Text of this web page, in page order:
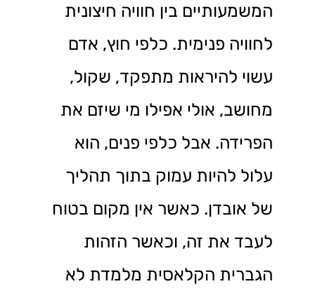
המשמעותיים בין חוויה חיצונית
לחוויה פנימית. כלפי חוץ, אדם
עשוי להיראות מתפקד, שקול,
מחושב, אולי אפילו מי שיזם את
הפרידה. אבל כלפי פנים, הוא
עלול להיות עמוק בתוך תהליך
של אובדן. כאשר אין מקום בטוח
לעבד את זה, וכאשר הזהות
הגברית הקלאסית מלמדת לא